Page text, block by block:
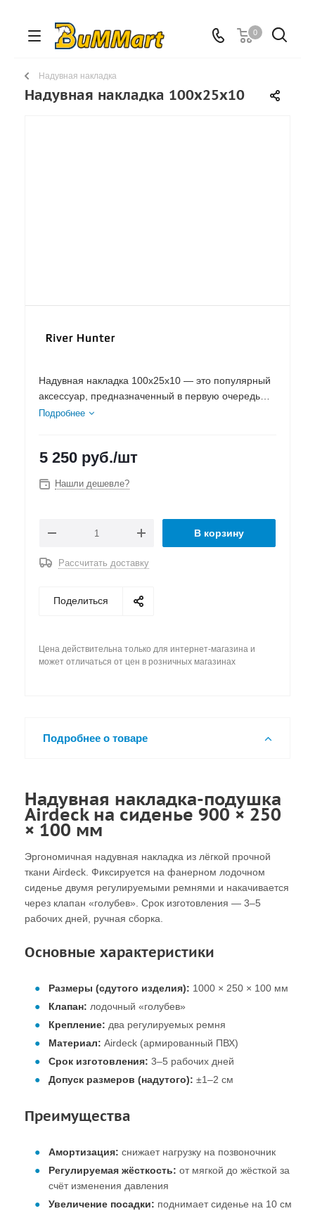
0
Надувная накладка
Надувная накладка 100х25x10
Надувная накладка 100х25x10 — это популярный
аксессуар, предназначенный в первую очередь
для повышения комфорта сидений в надувных
Подробнее
5 250 руб./шт
Нашли дешевле?
В корзину
Рассчитать доставку
Поделиться
Цена действительна только для интернет-магазина и
может отличаться от цен в розничных магазинах
Подробнее о товаре
Надувная накладка-подушка
Airdeck на сиденье 900 × 250
× 100 мм
Эргономичная надувная накладка из лёгкой прочной
ткани Airdeck. Фиксируется на фанерном лодочном
сиденье двумя регулируемыми ремнями и накачивается
через клапан «голубев». Срок изготовления — 3–5
рабочих дней, ручная сборка.
Основные характеристики
Размеры (сдутого изделия): 1000 × 250 × 100 мм
Клапан: лодочный «голубев»
Крепление: два регулируемых ремня
Материал: Airdeck (армированный ПВХ)
Срок изготовления: 3–5 рабочих дней
Допуск размеров (надутого): ±1–2 см
Преимущества
Амортизация: снижает нагрузку на позвоночник
Регулируемая жёсткость: от мягкой до жёсткой за
счёт изменения давления
Увеличение посадки: поднимает сиденье на 10 см